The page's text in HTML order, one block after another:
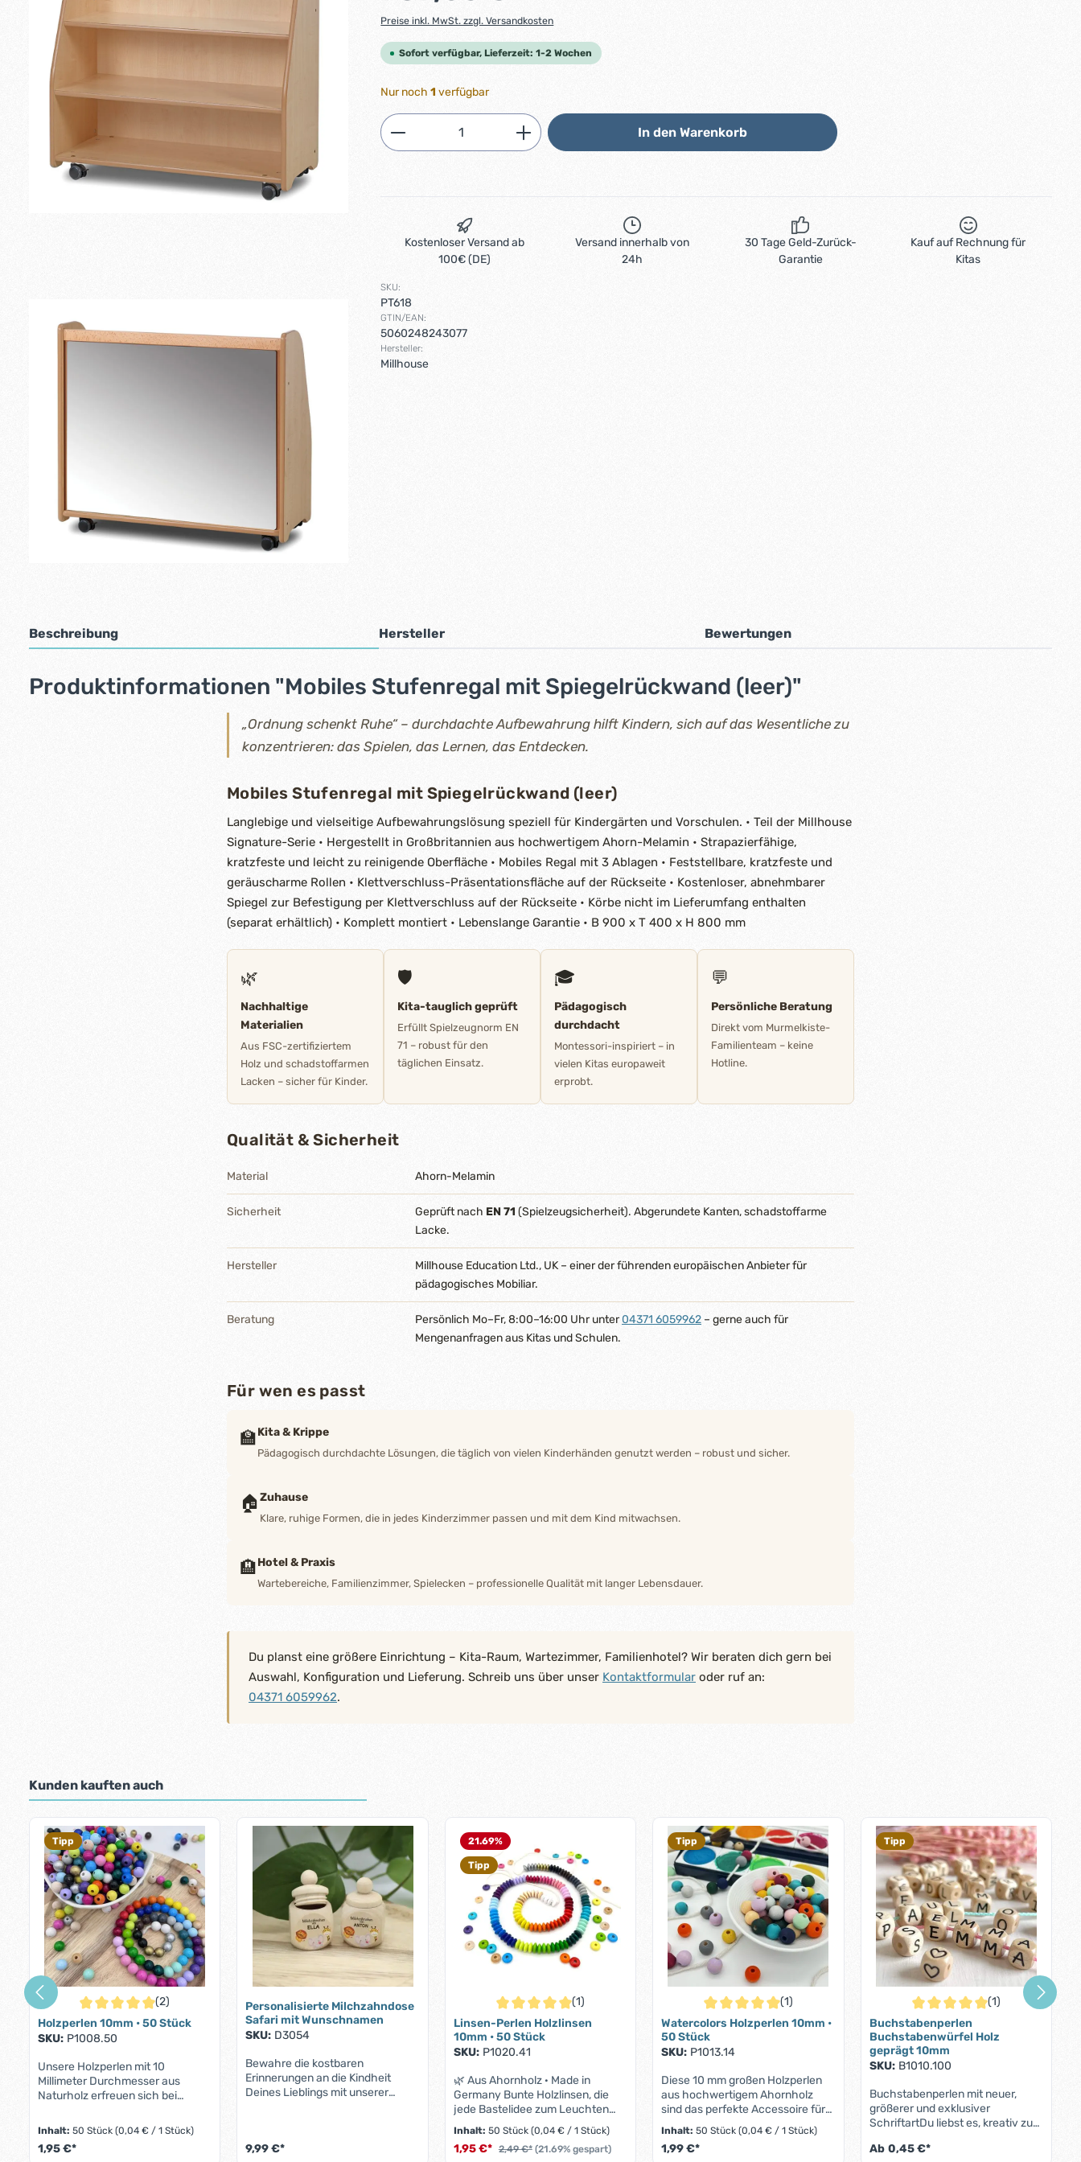
Preise inkl. MwSt. zzgl. Versandkosten
Sofort verfügbar, Lieferzeit: 1-2 Wochen
Nur noch1 verfügbar
Produkt Anzahl: Gib den gewünschten Wert ein oder benutze die
In den Warenkorb
Kostenloser Versand ab
100€ (DE)
Versand innerhalb von
24h
30 Tage Geld-Zurück-
Garantie
Kauf auf Rechnung für
Kitas
SKU:
PT618
GTIN/EAN:
5060248243077
Hersteller:
Millhouse
Beschreibung Hersteller Bewertungen
Produktinformationen "Mobiles Stufenregal mit Spiegelrückwand (leer)"
„Ordnung schenkt Ruhe“ – durchdachte Aufbewahrung hilft Kindern, sich auf das Wesentliche zu
konzentrieren: das Spielen, das Lernen, das Entdecken.
Mobiles Stufenregal mit Spiegelrückwand (leer)
Langlebige und vielseitige Aufbewahrungslösung speziell für Kindergärten und Vorschulen. • Teil der Millhouse
Signature-Serie • Hergestellt in Großbritannien aus hochwertigem Ahorn-Melamin • Strapazierfähige,
kratzfeste und leicht zu reinigende Oberfläche • Mobiles Regal mit 3 Ablagen • Feststellbare, kratzfeste und
geräuscharme Rollen • Klettverschluss-Präsentationsfläche auf der Rückseite • Kostenloser, abnehmbarer
Spiegel zur Befestigung per Klettverschluss auf der Rückseite • Körbe nicht im Lieferumfang enthalten
(separat erhältlich) • Komplett montiert • Lebenslange Garantie • B 900 x T 400 x H 800 mm
🌿
Nachhaltige
Materialien
Aus FSC-zertifiziertem
Holz und schadstoffarmen
Lacken – sicher für Kinder.
🛡️
Kita-tauglich geprüft
Erfüllt Spielzeugnorm EN
71 – robust für den
täglichen Einsatz.
🎓
Pädagogisch
durchdacht
Montessori-inspiriert – in
vielen Kitas europaweit
erprobt.
💬
Persönliche Beratung
Direkt vom Murmelkiste-
Familienteam – keine
Hotline.
Qualität & Sicherheit
Material Ahorn-Melamin
Sicherheit Geprüft nach EN 71 (Spielzeugsicherheit). Abgerundete Kanten, schadstoffarme
Lacke.
Hersteller
Millhouse Education Ltd., UK – einer der führenden europäischen Anbieter für
pädagogisches Mobiliar.
Beratung Persönlich Mo–Fr, 8:00–16:00 Uhr unter04371 6059962 – gerne auch für
Mengenanfragen aus Kitas und Schulen.
Für wen es passt
🏫Kita & Krippe
Pädagogisch durchdachte Lösungen, die täglich von vielen Kinderhänden genutzt werden – robust und sicher.
🏠Zuhause
Klare, ruhige Formen, die in jedes Kinderzimmer passen und mit dem Kind mitwachsen.
🏨Hotel & Praxis
Wartebereiche, Familienzimmer, Spielecken – professionelle Qualität mit langer Lebensdauer.
Du planst eine größere Einrichtung – Kita-Raum, Wartezimmer, Familienhotel? Wir beraten dich gern bei
Auswahl, Konfiguration und Lieferung. Schreib uns über unser Kontaktformular oder ruf an:
04371 6059962.
Kunden kauften auch
Produktgalerie überspringen
Tipp
Durchschnittliche Bewertung von 5 von 5 Sternen
(2)
Holzperlen 10mm • 50 Stück
SKU: P1008.50
Unsere Holzperlen mit 10
Millimeter Durchmesser aus
Naturholz erfreuen sich bei
Beliebtheit. Sei es zur Herstellung
von personalisierten
Schnullerketten, für DIY-Mobiles,
Inhalt:50 Stück(0,04 € / 1 Stück)
1,95 €*
Personalisierte Milchzahndose
Safari mit Wunschnamen
SKU: D3054
Bewahre die kostbaren
Erinnerungen an die Kindheit
Deines Lieblings mit unserer
mit ihren kompakten Maßen von
9,99 €*
21.69%
Tipp
Durchschnittliche Bewertung von 5 von 5 Sternen
(1)
Linsen-Perlen Holzlinsen
10mm • 50 Stück
SKU: P1020.41
🌿 Aus Ahornholz · Made in
Germany Bunte Holzlinsen, die
jede Bastelidee zum Leuchten
bringen 50 flache Linsenperlen
mit 10 mm Durchmesser –
speichelfest, farbecht und in über
Inhalt: 50 Stück (0,04 € / 1 Stück)
1,95 €* 2,49 €* (21.69% gespart)
Tipp
Durchschnittliche Bewertung von 5 von 5 Sternen
(1)
Watercolors Holzperlen 10mm •
50 Stück
SKU: P1013.14
Diese 10 mm großen Holzperlen
aus hochwertigem Ahornholz
sind das perfekte Accessoire für
handgefertigte Schmuckstücke -
wie Schnullerketten, Armbänder
oder Handyketten. Mit einem ca.
Inhalt:50 Stück(0,04 € / 1 Stück)
1,99 €*
Tipp
Durchschnittliche Bewertung
(1)
Buchstabenperlen
Buchstabenwürfel Holz
geprägt 10mm
SKU: B1010.100
Buchstabenperlen mit neuer,
größerer und exklusiver
SchriftartDu liebst es, kreativ zu
zu gestalten? Dann sind diese
Ab 0,45 €*